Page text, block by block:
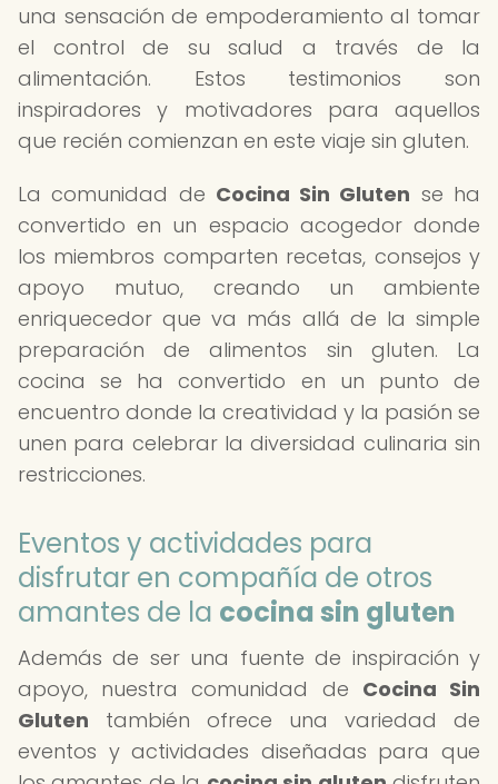
una sensación de empoderamiento al tomar
el control de su salud a través de la
alimentación. Estos testimonios son
inspiradores y motivadores para aquellos
que recién comienzan en este viaje sin gluten.
La comunidad de Cocina Sin Gluten se ha
convertido en un espacio acogedor donde
los miembros comparten recetas, consejos y
apoyo mutuo, creando un ambiente
enriquecedor que va más allá de la simple
preparación de alimentos sin gluten. La
cocina se ha convertido en un punto de
encuentro donde la creatividad y la pasión se
unen para celebrar la diversidad culinaria sin
restricciones.
Eventos y actividades para
disfrutar en compañía de otros
amantes de la cocina sin gluten
Además de ser una fuente de inspiración y
apoyo, nuestra comunidad de Cocina Sin
Gluten también ofrece una variedad de
eventos y actividades diseñadas para que